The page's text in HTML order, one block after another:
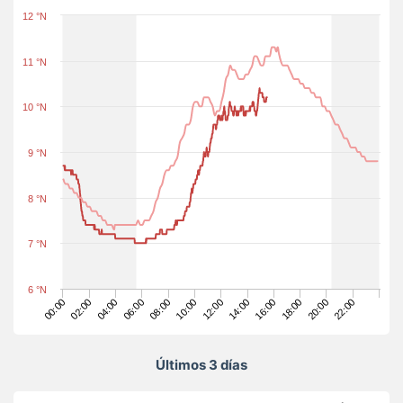
00:00 02:00 04:00 06:00 08:00 10:00 12:00 14:00 16:00 18:00 20:00 22:00
6 °N
7 °N
8 °N
9 °N
10 °N
11 °N
12 °N
Últimos 3 días